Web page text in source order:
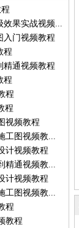
效果实战视频...
入门视频教程
程
精通视频教程
程
程
程
视频教程
工图视频教...
计视频教程
精通视频教...
计视频教程
工图视频教...
程
教程